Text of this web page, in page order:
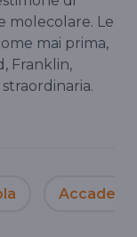
molecolare. Le
mai prima,
Franklin,